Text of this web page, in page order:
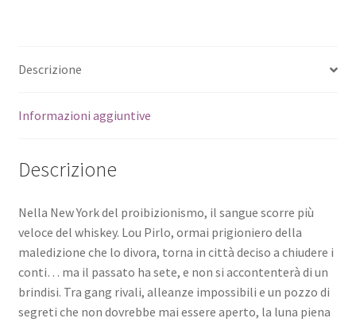
Descrizione
Informazioni aggiuntive
Descrizione
Nella New York del proibizionismo, il sangue scorre più
veloce del whiskey. Lou Pirlo, ormai prigioniero della
maledizione che lo divora, torna in città deciso a chiudere i
conti… ma il passato ha sete, e non si accontenterà di un
brindisi. Tra gang rivali, alleanze impossibili e un pozzo di
segreti che non dovrebbe mai essere aperto, la luna piena